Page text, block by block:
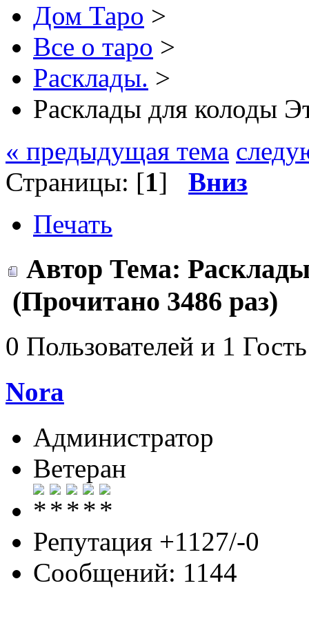
Дом Таро >
Все о таро >
Расклады. >
Расклады для колоды
« предыдущая тема
Страницы: [1] Вниз
Печать
Автор Тема:
(Прочитано 3486 раз)
0 Пользователей и 1
Nora
Администратор
Ветеран
Репутация +1127/-0
Сообщений: 1144